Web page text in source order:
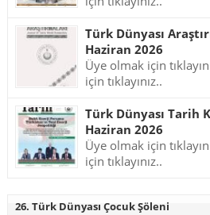
Türk Dünyası
Haziran 2026
Üye olmak için
için tıklayınız..
Türk Dünyası Tarih
Haziran 2026
Üye olmak için
için tıklayınız..
26. Türk Dünyası Çocuk Şöleni